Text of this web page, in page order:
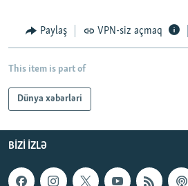
Paylaş VPN-siz açmaq
This item is part of
Dünya xəbərləri
BIZI IZLƏ